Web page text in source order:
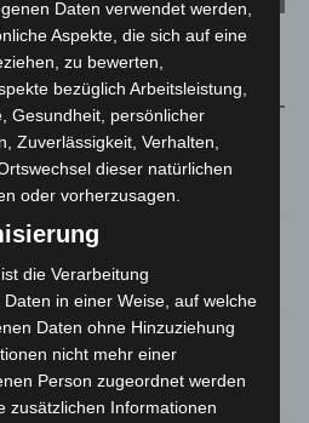
Susann Mehring zeigt ihre
Isernhagen
startet zwischen Hannover-West
kehren nach
zurück
Daten verwendet werden,
Aspekte, die sich auf eine
zu bewerten,
bezüglich Arbeitsleistung,
Gesundheit, persönlicher
Zuverlässigkeit, Verhalten,
dieser natürlichen
oder vorherzusagen.
die Verarbeitung
in einer Weise, auf welche
Daten ohne Hinzuziehung
nicht mehr einer
Person zugeordnet werden
zusätzlichen Informationen